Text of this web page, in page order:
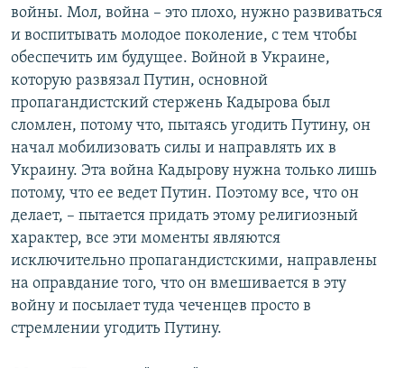
войны. Мол, война – это плохо, нужно развиваться
и воспитывать молодое поколение, с тем чтобы
обеспечить им будущее. Войной в Украине,
которую развязал Путин, основной
пропагандистский стержень Кадырова был
сломлен, потому что, пытаясь угодить Путину, он
начал мобилизовать силы и направлять их в
Украину. Эта война Кадырову нужна только лишь
потому, что ее ведет Путин. Поэтому все, что он
делает, – пытается придать этому религиозный
характер, все эти моменты являются
исключительно пропагандистскими, направлены
на оправдание того, что он вмешивается в эту
войну и посылает туда чеченцев просто в
стремлении угодить Путину.